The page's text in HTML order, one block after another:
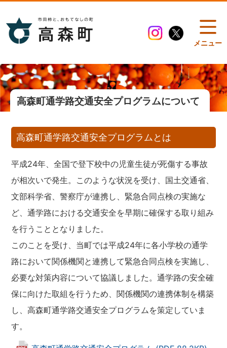
メニュー
高森町通学路交通安全プログラムについて
高森町通学路交通安全プログラムとは
平成24年、全国で登下校中の児童生徒が死傷する事故
が相次いで発生。このような状況を受け、国土交通省、
文部科学省、警察庁が連携し、緊急合同点検の実施な
ど、通学路における交通安全を早期に確保する取り組み
を行うこととなりました。
このことを受け、当町では平成24年に各小学校の通学
路において関係機関と連携して緊急合同点検を実施し、
必要な対策内容について協議しました。通学路の安全確
保に向けた取組を行うため、関係機関の連携体制を構築
し、高森町通学路交通安全プログラムを策定していま
す。